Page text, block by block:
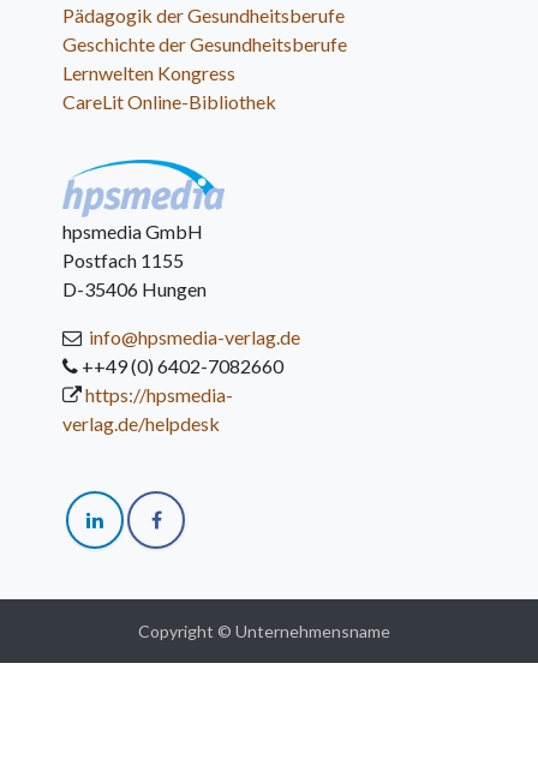
Pädagogik der Gesundheitsberufe
Geschichte der Gesundheitsberufe
Lernwelten Kongress
CareLit Online-Bibliothek
hpsmedia GmbH
Postfach 1155
D-35406 Hungen
info@hpsmedia-verlag.de
++49 (0) 6402-7082660
https://hpsmedia-
verlag.de/helpdesk
Copyright © Unternehmensname